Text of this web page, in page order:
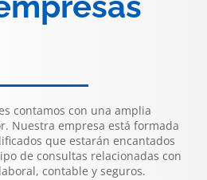
contamos con una amplia
Nuestra empresa está formada
que estarán encantados
de consultas relacionadas con
contable y seguros.